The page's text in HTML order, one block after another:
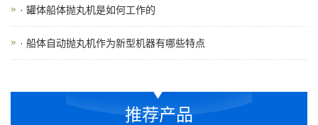
· 罐体船体抛丸机是如何工作的
· 船体自动抛丸机作为新型机器有哪些特点
推荐产品